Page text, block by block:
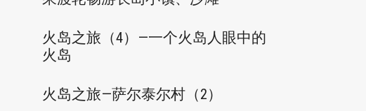
火岛之旅（4）—一个火岛人眼中的
火岛
火岛之旅—萨尔泰尔村（2）